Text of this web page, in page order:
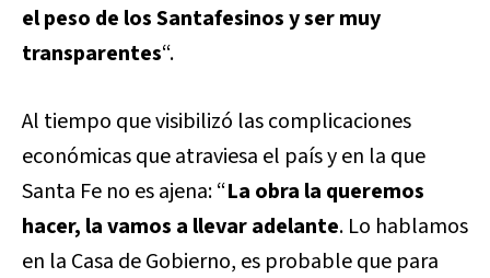
el peso de los Santafesinos y ser muy
transparentes“.
Al tiempo que visibilizó las complicaciones
económicas que atraviesa el país y en la que
Santa Fe no es ajena: “La obra la queremos
hacer, la vamos a llevar adelante. Lo hablamos
en la Casa de Gobierno, es probable que para